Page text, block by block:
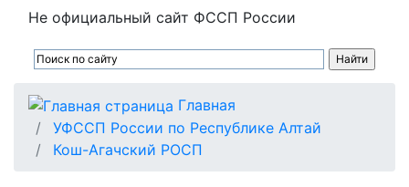
Не официальный сайт ФССП России
Главная
УФССП России по Республике Алтай
Кош-Агачский РОСП